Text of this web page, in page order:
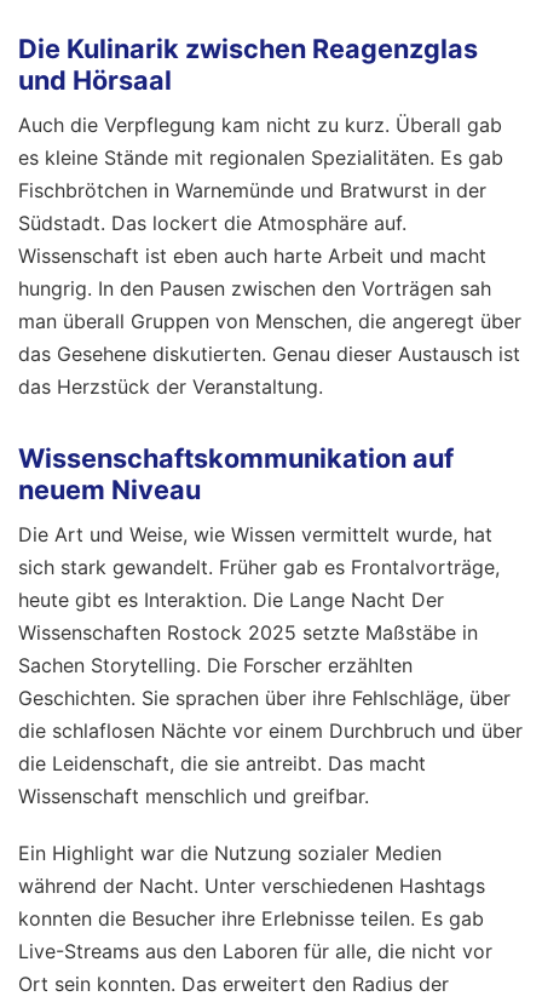
Die Kulinarik zwischen Reagenzglas
und Hörsaal
Auch die Verpflegung kam nicht zu kurz. Überall gab
es kleine Stände mit regionalen Spezialitäten. Es gab
Fischbrötchen in Warnemünde und Bratwurst in der
Südstadt. Das lockert die Atmosphäre auf.
Wissenschaft ist eben auch harte Arbeit und macht
hungrig. In den Pausen zwischen den Vorträgen sah
man überall Gruppen von Menschen, die angeregt über
das Gesehene diskutierten. Genau dieser Austausch ist
das Herzstück der Veranstaltung.
Wissenschaftskommunikation auf
neuem Niveau
Die Art und Weise, wie Wissen vermittelt wurde, hat
sich stark gewandelt. Früher gab es Frontalvorträge,
heute gibt es Interaktion. Die Lange Nacht Der
Wissenschaften Rostock 2025 setzte Maßstäbe in
Sachen Storytelling. Die Forscher erzählten
Geschichten. Sie sprachen über ihre Fehlschläge, über
die schlaflosen Nächte vor einem Durchbruch und über
die Leidenschaft, die sie antreibt. Das macht
Wissenschaft menschlich und greifbar.
Ein Highlight war die Nutzung sozialer Medien
während der Nacht. Unter verschiedenen Hashtags
konnten die Besucher ihre Erlebnisse teilen. Es gab
Live-Streams aus den Laboren für alle, die nicht vor
Ort sein konnten. Das erweitert den Radius der